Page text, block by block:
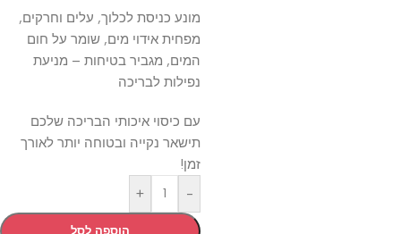
מונע כניסת לכלוך, עלים וחרקים,
מפחית אידוי מים, שומר על חום
המים, מגביר בטיחות – מניעת
נפילות לבריכה
עם כיסוי איכותי הבריכה שלכם
תישאר נקייה ובטוחה יותר לאורך
זמן!
-
+
הוספה לסל